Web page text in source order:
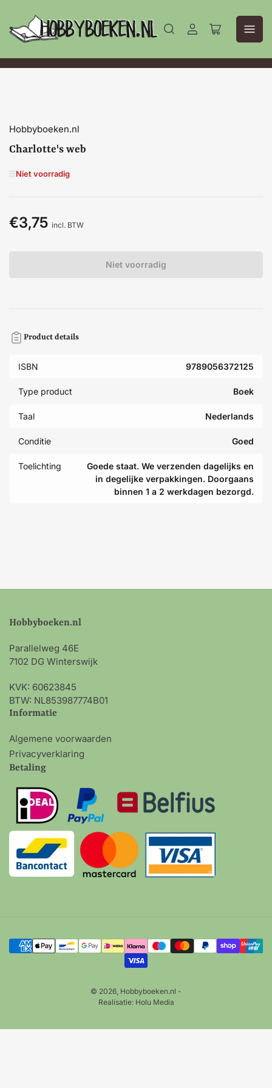
Aanmelden
Mini-
winkelwagen
openen
Hobbyboeken.nl
Charlotte's web
Niet voorradig
Normale
€3,75 incl. BTW
Niet voorradig
Product details
ISBN 9789056372125
Type product Boek
Taal Nederlands
Conditie Goed
Toelichting
Goede staat. We verzenden dagelijks en
in degelijke verpakkingen. Doorgaans
binnen 1 a 2 werkdagen bezorgd.
Hobbyboeken.nl
Parallelweg 46E
7102 DG Winterswijk
KVK: 60623845
BTW: NL853987774B01
Informatie
Algemene voorwaarden
Privacyverklaring
Betaling
Betalingsmethoden
© 2026, Hobbyboeken.nl -
Realisatie: Holu Media